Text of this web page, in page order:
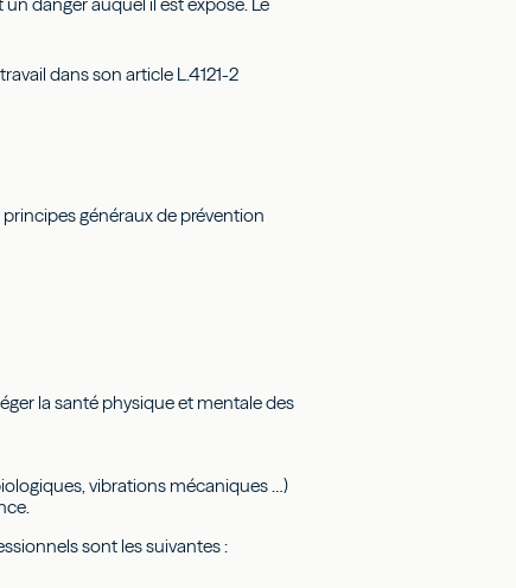
dans son article L.4121-2
généraux de prévention
la santé physique et mentale des
vibrations mécaniques …)
sont les suivantes :